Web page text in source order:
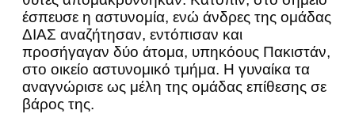
έσπευσε η αστυνομία, ενώ άνδρες της ομάδας
ΔΙΑΣ αναζήτησαν, εντόπισαν και
προσήγαγαν δύο άτομα, υπηκόους Πακιστάν,
στο οικείο αστυνομικό τμήμα. Η γυναίκα τα
αναγνώρισε ως μέλη της ομάδας επίθεσης σε
βάρος της.